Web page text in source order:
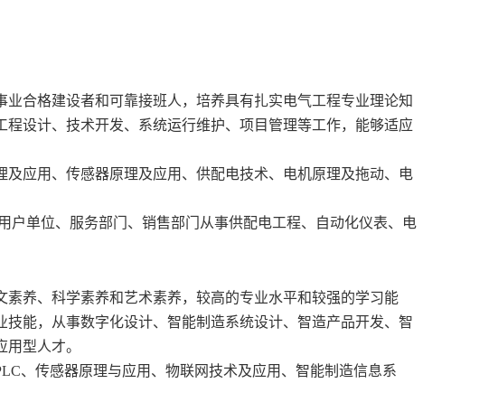
合格建设者和可靠接班人，培养具有扎实电气工程专业理论知
设计、技术开发、系统运行维护、项目管理等工作，能够适应
应用、传感器原理及应用、供配电技术、电机原理及拖动、电
单位、服务部门、销售部门从事供配电工程、自动化仪表、电
养、科学素养和艺术素养，较高的专业水平和较强的学习能
能，从事数字化设计、智能制造系统设计、智造产品开发、智
型人才。
、传感器原理与应用、物联网技术及应用、智能制造信息系